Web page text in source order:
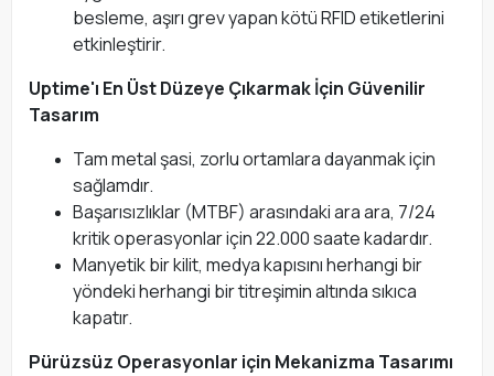
besleme, aşırı grev yapan kötü RFID etiketlerini
etkinleştirir.
Uptime'ı En Üst Düzeye Çıkarmak İçin Güvenilir
Tasarım
Tam metal şasi, zorlu ortamlara dayanmak için
sağlamdır.
Başarısızlıklar (MTBF) arasındaki ara ara, 7/24
kritik operasyonlar için 22.000 saate kadardır.
Manyetik bir kilit, medya kapısını herhangi bir
yöndeki herhangi bir titreşimin altında sıkıca
kapatır.
Pürüzsüz Operasyonlar için Mekanizma Tasarımı